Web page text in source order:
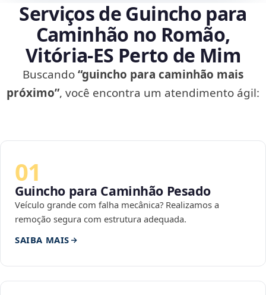
Serviços de Guincho para
Caminhão no Romão,
Vitória‑ES Perto de Mim
Buscando“guincho para caminhão mais
próximo”, você encontra um atendimento ágil:
01
Guincho para Caminhão Pesado
Veículo grande com falha mecânica? Realizamos a
remoção segura com estrutura adequada.
SAIBA MAIS